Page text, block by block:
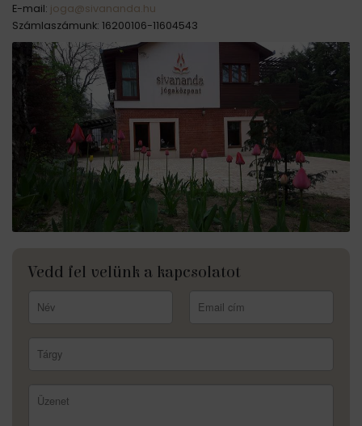
E-mail: joga@sivananda.hu
Számlaszámunk: 16200106-11604543
Vedd fel velünk a kapcsolatot